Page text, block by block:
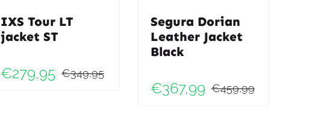
IXS Tour LT
jacket ST
€349,95
Oorspronkelijke
€279,95
Huidige
Segura Dorian
Leather Jacket
Black
€459,99
€367,99